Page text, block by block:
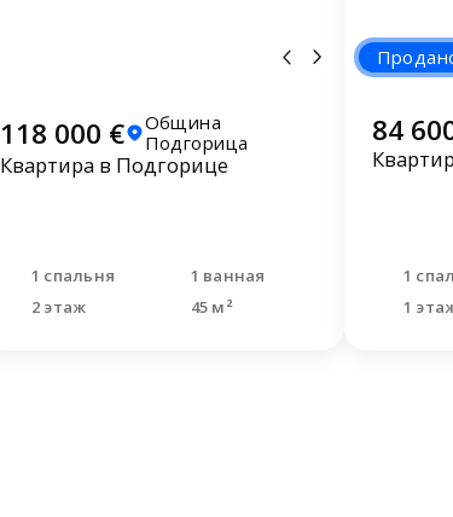
118 000 €
Община
Подгорица
Квартира в Подгорице
1 спальня
1 ванная
2 этаж
45 м²
84
1
1